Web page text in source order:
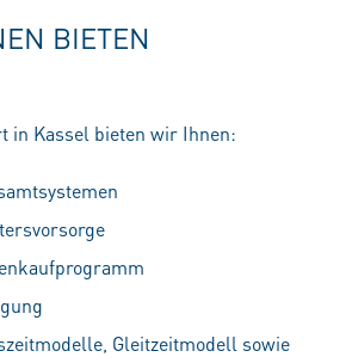
BIETEN
in Kassel bieten wir Ihnen:
Gleitzeitmodell sowie